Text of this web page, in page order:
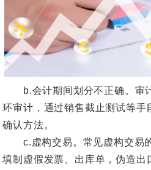
b.会计期间划分不正确。审
环审计，通过销售截止测试等手
确认方法。
c.虚构交易。常见虚构交易的
填制虚假发票、出库单，伪造出